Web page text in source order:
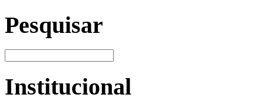
Pesquisar
Institucional